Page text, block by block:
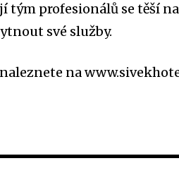
tým profesionálů se těší
své služby.
na